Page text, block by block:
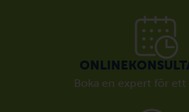
Boka en expert för